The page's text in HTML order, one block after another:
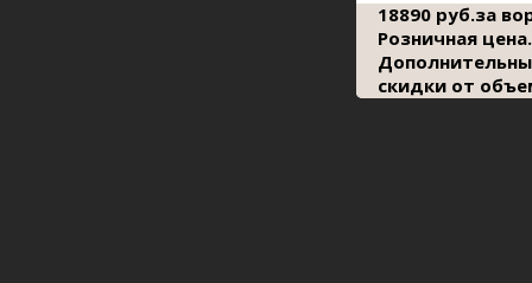
18890 руб.за
Розничная цена.
скидки от